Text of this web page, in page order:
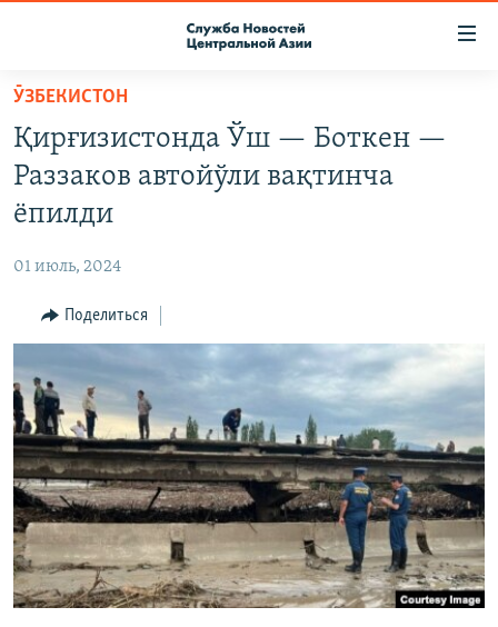
Вернуться
основному
содержанию
Вернутся
главной
Вернутся
поиску
ПОДПИСКА
КОНТАКТЫ
НАСТОЯЩЕЕ ВРЕМЯ
МИГРАНТ МЕДИА
ӮЗБЕКИСТОН
Қирғизистонда Ўш — Боткен —
Раззаков автойўли вақтинча
ёпилди
01 июль, 2024
Поделиться